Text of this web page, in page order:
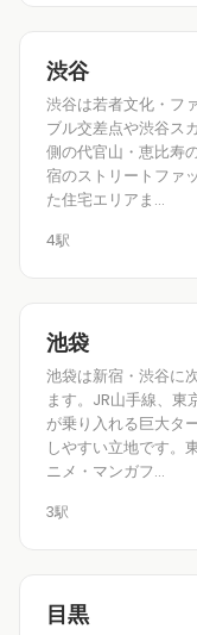
渋谷
渋谷は若者文化・フ
ブル交差点や渋谷ス
側の代官山・恵比寿
宿のストリートファ
た住宅エリアま…
4駅
池袋
池袋は新宿・渋谷に
ます。JR山手線、東
が乗り入れる巨大タ
しやすい立地です。
ニメ・マンガフ…
3駅
目黒